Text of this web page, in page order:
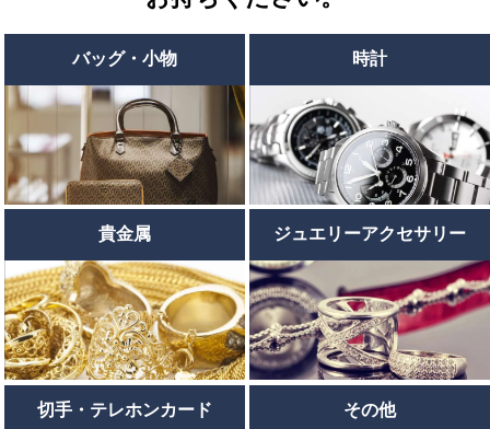
バッグ・小物 時計
貴金属 ジュエリーアクセサリー
切手・テレホンカード その他